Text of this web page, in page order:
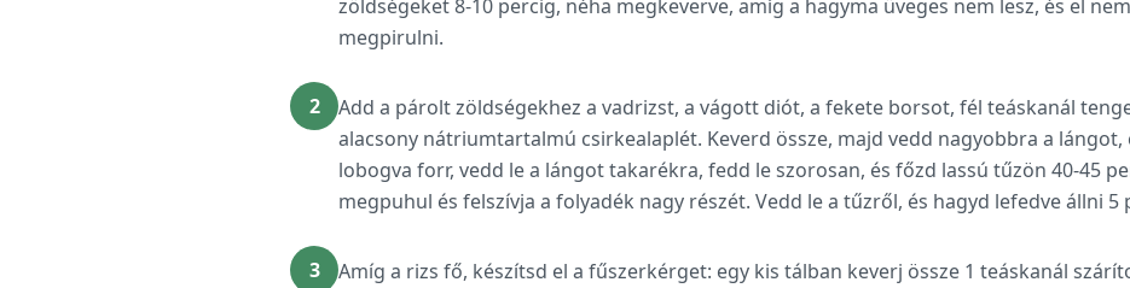
zöldségeket 8-10 percig, néha megkeverve, amíg a hagyma üveges nem lesz, és el
megpirulni.
2
Add a párolt zöldségekhez a vadrizst, a vágott diót, a fekete borsot, fél teáskanál
alacsony nátriumtartalmú csirkealaplét. Keverd össze, majd vedd nagyobbra a
lobogva forr, vedd le a lángot takarékra, fedd le szorosan, és főzd lassú tűzön 40-45
megpuhul és felszívja a folyadék nagy részét. Vedd le a tűzről, és hagyd lefedve állni 5
3
Amíg a rizs fő, készítsd el a fűszerkérget: egy kis tálban keverj össze 1 teáskanál